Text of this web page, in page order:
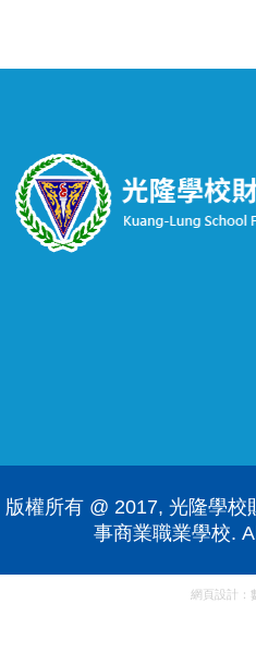
版權所有 @ 2017, 光隆學
事商業職業學校.
網頁設計：